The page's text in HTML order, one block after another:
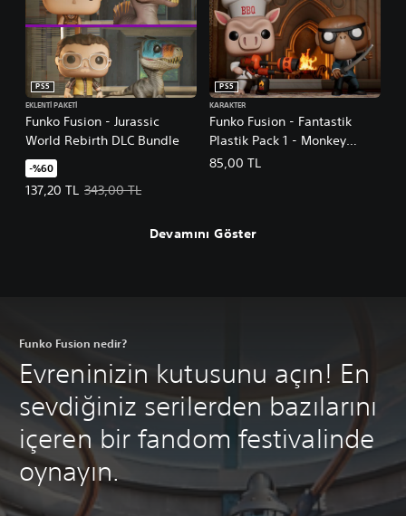
Funko Fusion - Jurassic
World Rebirth DLC Bundle
PS5
EKLENTI PAKETI
-%60
137,20 TL
Teklif edilen fiyat, 137,20 TL. Orijinal fiyat, 343,00 TL.
343,00 TL
Funko Fusion - Fantastik
Plastik Pack 1 - Monkey
Assassin and Sam
PS5
KARAKTER
85,00 TL
Devamını Göster
Funko Fusion nedir?
Evreninizin kutusunu açın! En
sevdiğiniz serilerden bazılarını
içeren bir fandom festivalinde
oynayın.